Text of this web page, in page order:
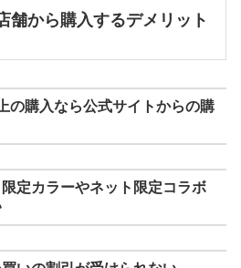
舗から購入するデメリット
の購入なら公式サイトからの購
定カラーやネット限定コラボ